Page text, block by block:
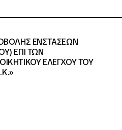
ΕΝΣΤΑΣΕΩΝ
ΕΠΙ ΤΩΝ
ΕΛΕΓΧΟΥ ΤΟΥ